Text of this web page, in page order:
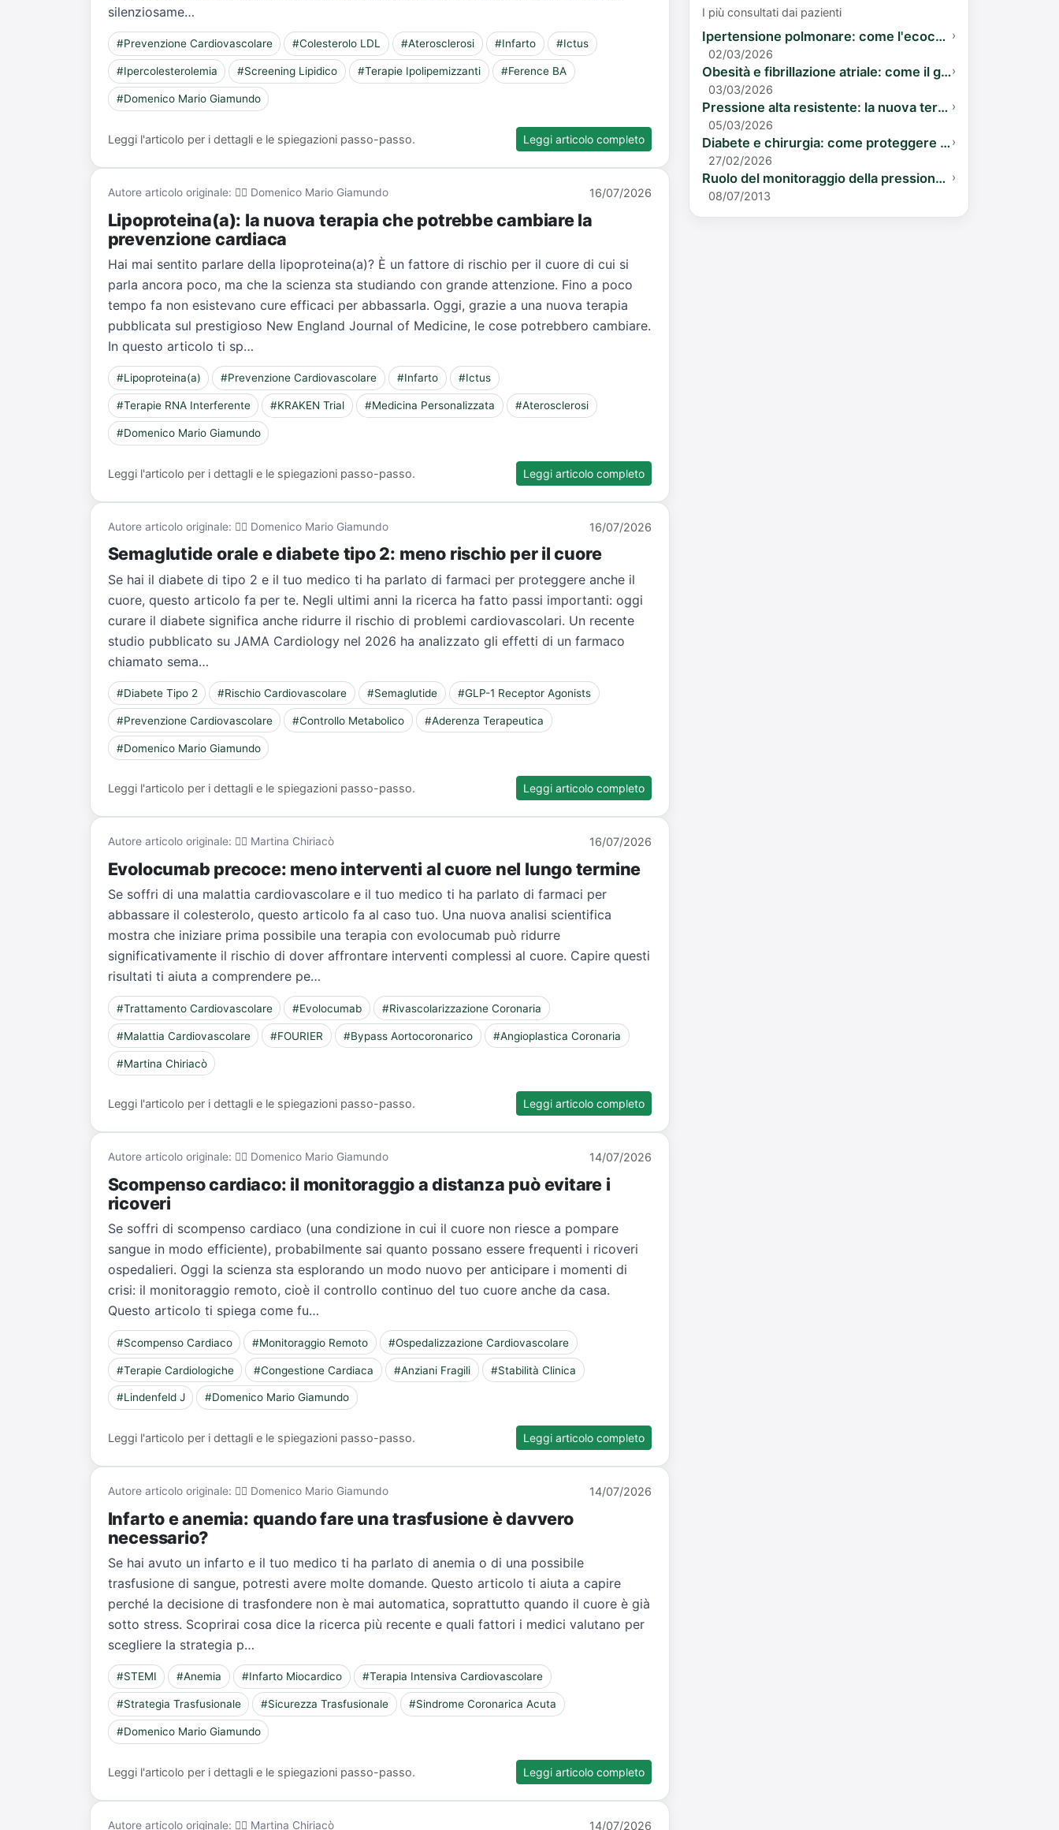
silenziosame…
#Prevenzione Cardiovascolare #Colesterolo LDL #Aterosclerosi #Infarto #Ictus
#Ipercolesterolemia #Screening Lipidico #Terapie Ipolipemizzanti #Ference BA
#Domenico Mario Giamundo
Leggi l'articolo per i dettagli e le spiegazioni passo-passo. Leggi articolo completo
Autore articolo originale: 👨‍⚕️ Domenico Mario Giamundo 16/07/2026
Lipoproteina(a): la nuova terapia che potrebbe cambiare la
prevenzione cardiaca
Hai mai sentito parlare della lipoproteina(a)? È un fattore di rischio per il cuore di cui si
parla ancora poco, ma che la scienza sta studiando con grande attenzione. Fino a poco
tempo fa non esistevano cure efficaci per abbassarla. Oggi, grazie a una nuova terapia
pubblicata sul prestigioso New England Journal of Medicine, le cose potrebbero cambiare.
In questo articolo ti sp…
#Lipoproteina(a) #Prevenzione Cardiovascolare #Infarto #Ictus
#Terapie RNA Interferente #KRAKEN Trial #Medicina Personalizzata #Aterosclerosi
#Domenico Mario Giamundo
Leggi l'articolo per i dettagli e le spiegazioni passo-passo. Leggi articolo completo
Autore articolo originale: 👨‍⚕️ Domenico Mario Giamundo 16/07/2026
Semaglutide orale e diabete tipo 2: meno rischio per il cuore
Se hai il diabete di tipo 2 e il tuo medico ti ha parlato di farmaci per proteggere anche il
cuore, questo articolo fa per te. Negli ultimi anni la ricerca ha fatto passi importanti: oggi
curare il diabete significa anche ridurre il rischio di problemi cardiovascolari. Un recente
studio pubblicato su JAMA Cardiology nel 2026 ha analizzato gli effetti di un farmaco
chiamato sema…
#Diabete Tipo 2 #Rischio Cardiovascolare #Semaglutide #GLP-1 Receptor Agonists
#Prevenzione Cardiovascolare #Controllo Metabolico #Aderenza Terapeutica
#Domenico Mario Giamundo
Leggi l'articolo per i dettagli e le spiegazioni passo-passo. Leggi articolo completo
Autore articolo originale: 👨‍⚕️ Martina Chiriacò 16/07/2026
Evolocumab precoce: meno interventi al cuore nel lungo termine
Se soffri di una malattia cardiovascolare e il tuo medico ti ha parlato di farmaci per
abbassare il colesterolo, questo articolo fa al caso tuo. Una nuova analisi scientifica
mostra che iniziare prima possibile una terapia con evolocumab può ridurre
significativamente il rischio di dover affrontare interventi complessi al cuore. Capire questi
risultati ti aiuta a comprendere pe…
#Trattamento Cardiovascolare #Evolocumab #Rivascolarizzazione Coronaria
#Malattia Cardiovascolare #FOURIER #Bypass Aortocoronarico #Angioplastica Coronaria
#Martina Chiriacò
Leggi l'articolo per i dettagli e le spiegazioni passo-passo. Leggi articolo completo
Autore articolo originale: 👨‍⚕️ Domenico Mario Giamundo 14/07/2026
Scompenso cardiaco: il monitoraggio a distanza può evitare i
ricoveri
Se soffri di scompenso cardiaco (una condizione in cui il cuore non riesce a pompare
sangue in modo efficiente), probabilmente sai quanto possano essere frequenti i ricoveri
ospedalieri. Oggi la scienza sta esplorando un modo nuovo per anticipare i momenti di
crisi: il monitoraggio remoto, cioè il controllo continuo del tuo cuore anche da casa.
Questo articolo ti spiega come fu…
#Scompenso Cardiaco #Monitoraggio Remoto #Ospedalizzazione Cardiovascolare
#Terapie Cardiologiche #Congestione Cardiaca #Anziani Fragili #Stabilità Clinica
#Lindenfeld J #Domenico Mario Giamundo
Leggi l'articolo per i dettagli e le spiegazioni passo-passo. Leggi articolo completo
Autore articolo originale: 👨‍⚕️ Domenico Mario Giamundo 14/07/2026
Infarto e anemia: quando fare una trasfusione è davvero
necessario?
Se hai avuto un infarto e il tuo medico ti ha parlato di anemia o di una possibile
trasfusione di sangue, potresti avere molte domande. Questo articolo ti aiuta a capire
perché la decisione di trasfondere non è mai automatica, soprattutto quando il cuore è già
sotto stress. Scoprirai cosa dice la ricerca più recente e quali fattori i medici valutano per
scegliere la strategia p…
#STEMI #Anemia #Infarto Miocardico #Terapia Intensiva Cardiovascolare
#Strategia Trasfusionale #Sicurezza Trasfusionale #Sindrome Coronarica Acuta
#Domenico Mario Giamundo
Leggi l'articolo per i dettagli e le spiegazioni passo-passo. Leggi articolo completo
Autore articolo originale: 👨‍⚕️ Martina Chiriacò 14/07/2026
I più consultati dai pazienti
Ipertensione polmonare: come l'ecocardiogramma valuta il tuo rischio
02/03/2026
›
Obesità e fibrillazione atriale: come il grasso intorno al cuore ti danneggia
03/03/2026
›
Pressione alta resistente: la nuova terapia con 4 farmaci
05/03/2026
›
Diabete e chirurgia: come proteggere i tuoi reni durante l'operazione
27/02/2026
›
Ruolo del monitoraggio della pressione arteriosa nelle 24 ore e dell’automisurazione domiciliare secondo le nuove linee guida
08/07/2013
›